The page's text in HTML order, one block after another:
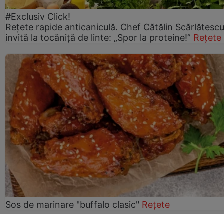
#Exclusiv Click!
Rețete rapide anticaniculă. Chef Cătălin
invită la tocăniță de linte: „Spor la proteine!” Rețete
Sos de marinare "buffalo clasic" Rețete